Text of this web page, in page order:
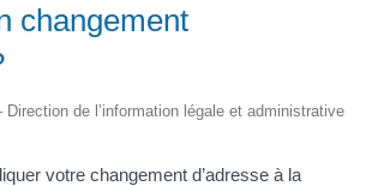
changement
de l’information légale et administrative
votre changement d’adresse à la